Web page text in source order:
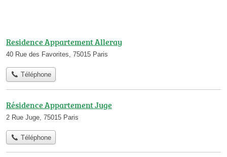
Residence Appartement Alleray
40 Rue des Favorites, 75015 Paris
Téléphone
Résidence Appartement Juge
2 Rue Juge, 75015 Paris
Téléphone